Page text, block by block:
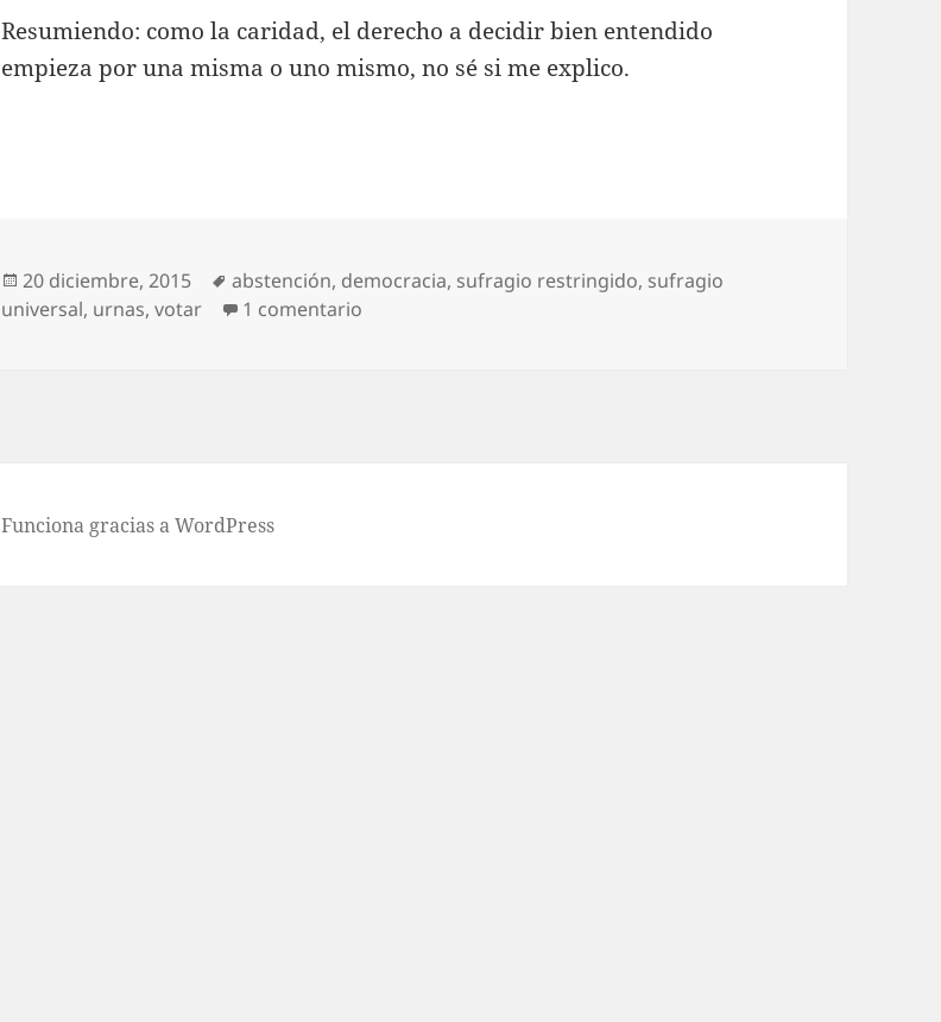
Resumiendo: como la caridad, el derecho a decidir bien entendido
empieza por una misma o uno mismo, no sé si me explico.
Publicado
el
20 diciembre, 2015 Etiquetas
abstención, democracia, sufragio restringido, sufragio
universal, urnas,votar 1 comentario
Funciona gracias a WordPress